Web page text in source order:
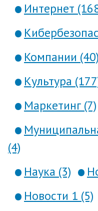
Интернет
Компании (40)
Культура
Маркетинг (7)
(4)
Наука (3)
Новости 1 (5)